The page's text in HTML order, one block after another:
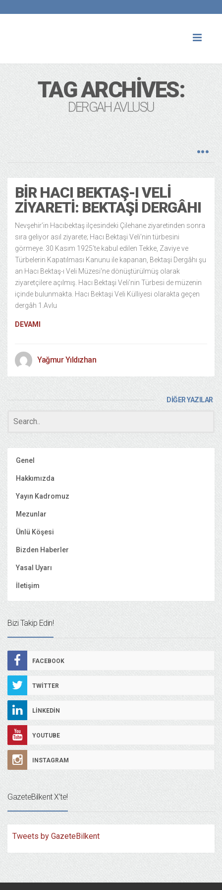
TAG ARCHIVES:
DERGAH AVLUSU
BIR HACI BEKTAŞ-I VELI
ZIYARETI: BEKTAŞI DERGÂHI
Nevşehir’in Hacıbektaş ilçesindeki Çilehane ziyaretinden sonra
sıra geliyor asıl ziyarete; Hacı Bektaşi Veli’nin türbesini
görmeye. 30 Kasım 1925’te kabul edilen Tekke, Zaviye ve
Türbelerin Kapatılması Kanunu ile kapanan, Bektaşi Dergâhı şu
an Hacı Bektaş-ı Veli Müzesi‘ne dönüştürülmüş olarak
ziyaretçilere açılmış. Hacı Bektaşi Veli’nin Türbesi de müzenin
içinde bulunmakta. Hacı Bektaşi Veli Külliyesi olarakta geçen
dergâh 1.Avlu
DEVAMI
Yağmur Yıldızhan
DİĞER YAZILAR
Genel
Hakkımızda
Yayın Kadromuz
Mezunlar
Ünlü Köşesi
Bizden Haberler
Yasal Uyarı
İletişim
Bizi Takip Edin!
FACEBOOK
TWITTER
LINKEDIN
YOUTUBE
INSTAGRAM
GazeteBilkent X’te!
Tweets by GazeteBilkent